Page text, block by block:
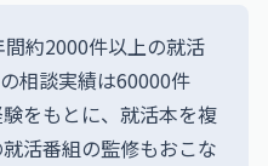
約2000件以上の就活
相談実績は60000件
をもとに、就活本を複
活番組の監修もおこな